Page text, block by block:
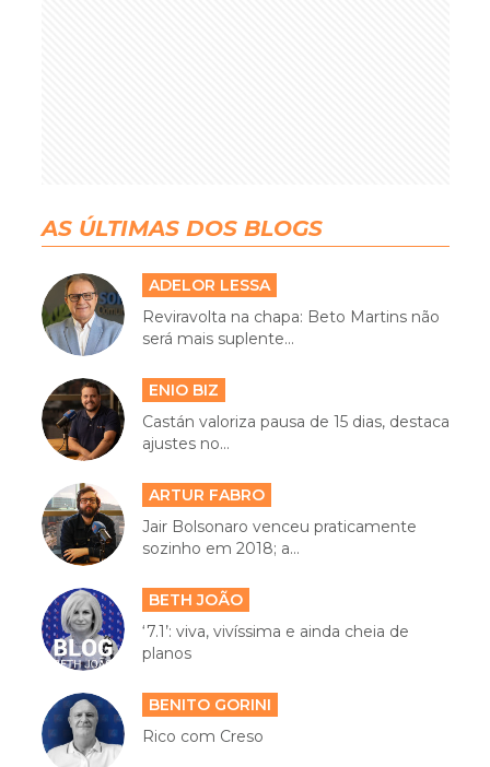
AS ÚLTIMAS DOS BLOGS
ADELOR LESSA
Reviravolta na chapa: Beto Martins não
será mais suplente...
ENIO BIZ
Castán valoriza pausa de 15 dias, destaca
ajustes no...
ARTUR FABRO
Jair Bolsonaro venceu praticamente
sozinho em 2018; a...
BETH JOÃO
‘7.1’: viva, vivíssima e ainda cheia de
planos
BENITO GORINI
Rico com Creso